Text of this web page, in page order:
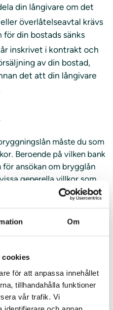
Om
cookies
för att anpassa innehållet
tillhandahålla funktioner
vår trafik. Vi
identifierare och annan
din långivare om det
överlåtelseavtal krävs
din bostads sänks
inskrivet i kontrakt och
av din bostad,
det att din långivare
måste du som
Beroende på vilken bank
för ansökan om brygglån
generella villkor som
att:
ha skrivit på
säljvillkoren som
att genomföras
försäljning av gammal
av en mäklare